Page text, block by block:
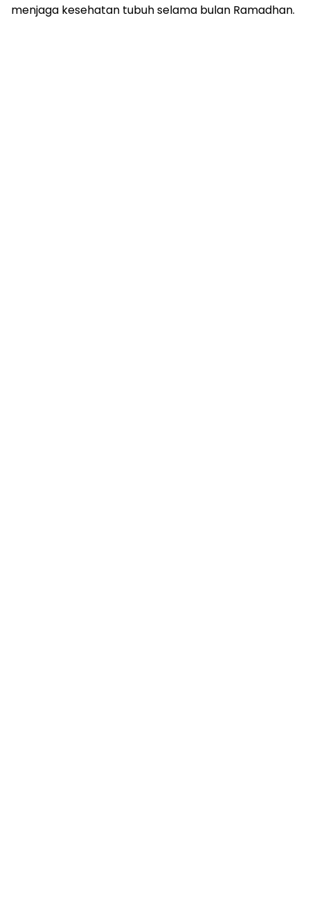
menjaga kesehatan tubuh selama bulan Ramadhan.